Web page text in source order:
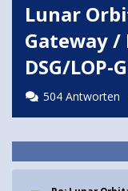
Lunar
Gateway /
DSG/LOP-
504 Antworten